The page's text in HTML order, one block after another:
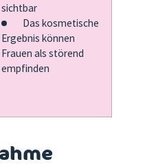
sichtbar
Das kosmetische
Ergebnis können
Frauen als störend
empfinden